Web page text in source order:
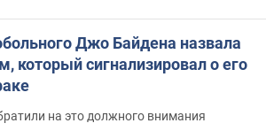
Джо Байдена назвала
который сигнализировал о его
на это должного внимания